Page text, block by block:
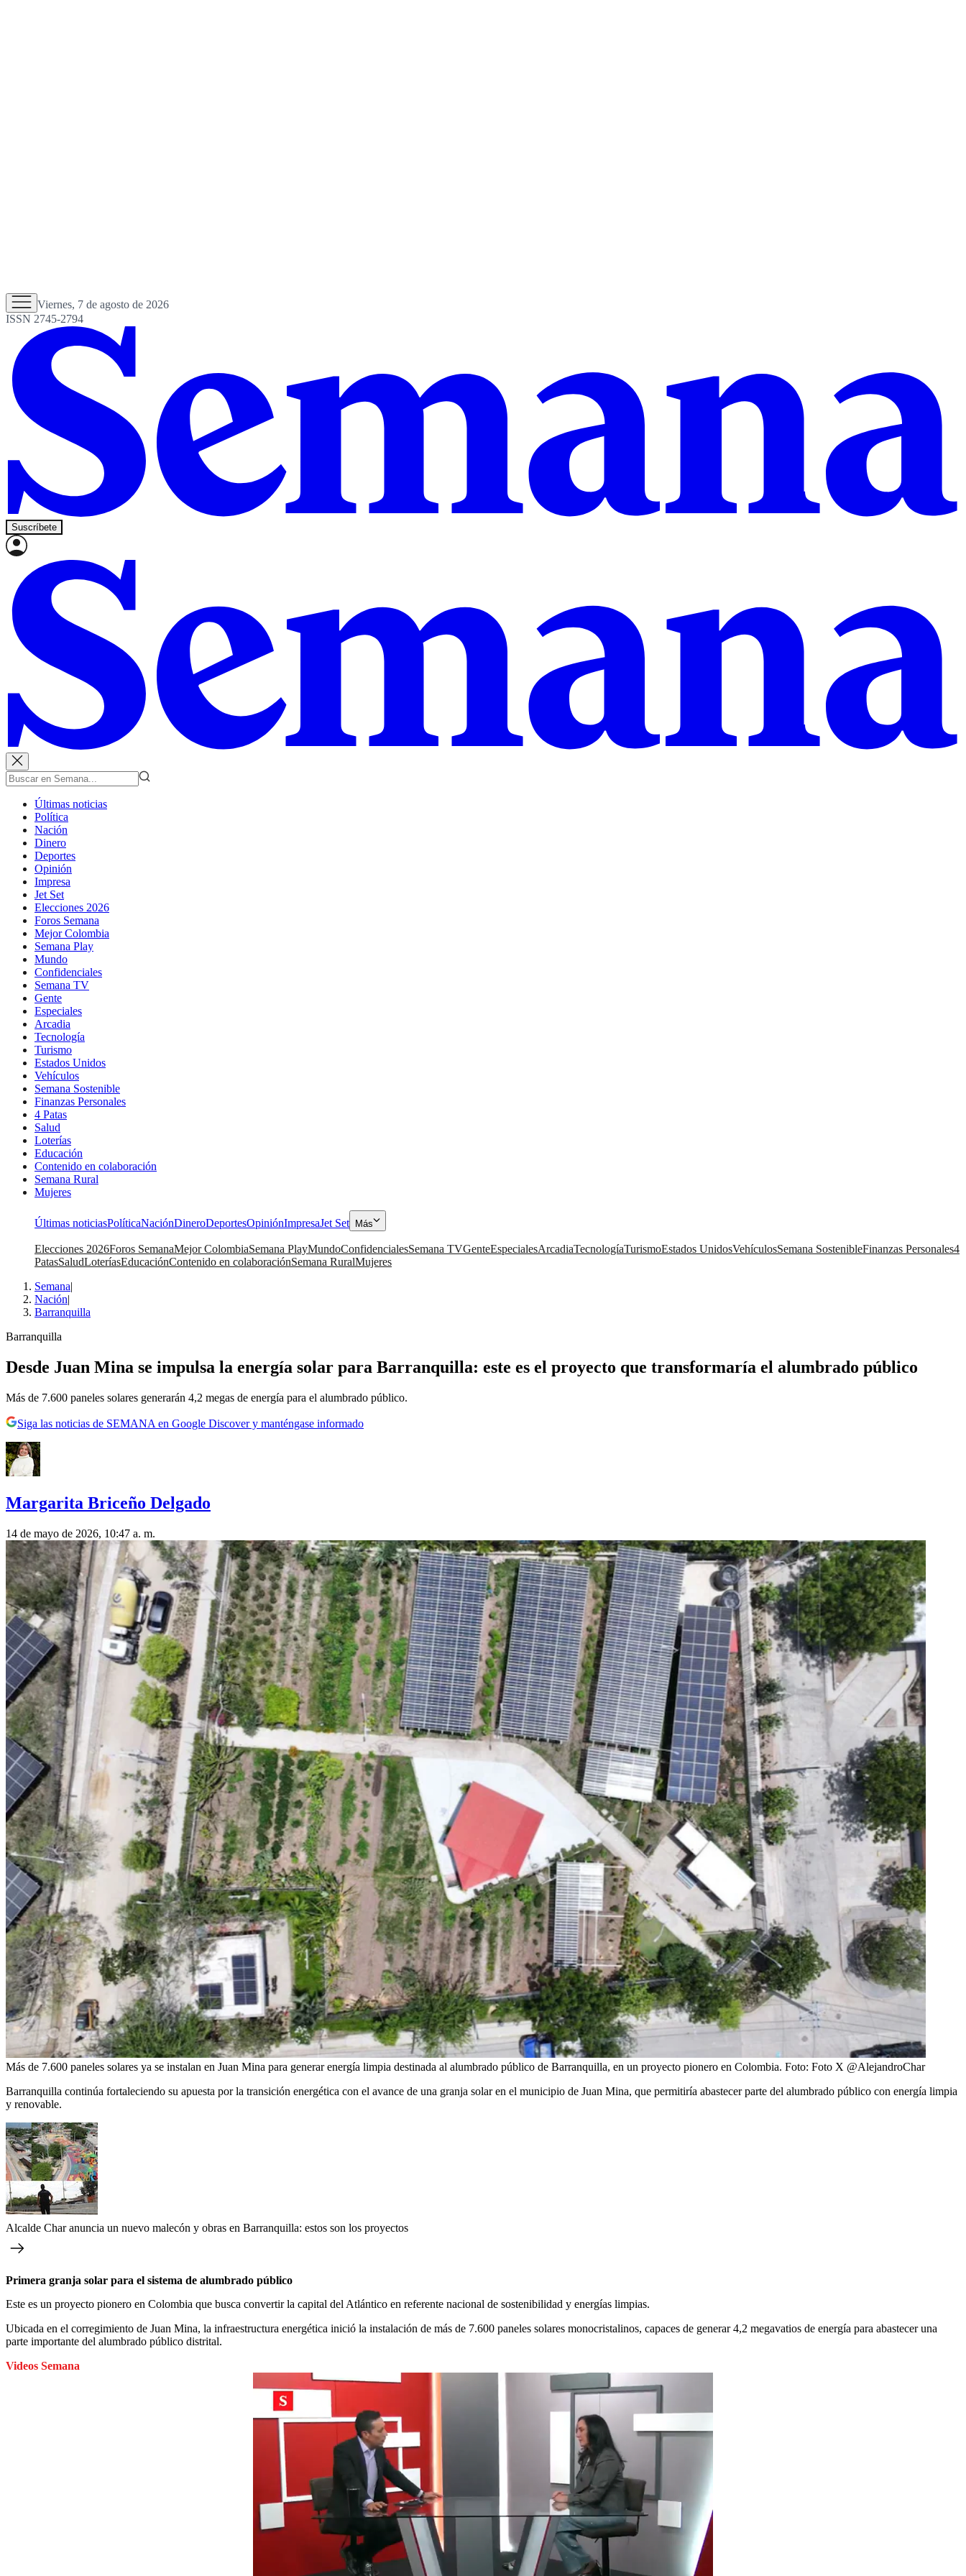
Viernes, 7 de agosto de 2026
ISSN 2745-2794
Suscríbete
Últimas noticias
Política
Nación
Dinero
Deportes
Opinión
Impresa
Jet Set
Elecciones 2026
Foros Semana
Mejor Colombia
Semana Play
Mundo
Confidenciales
Semana TV
Gente
Especiales
Arcadia
Tecnología
Turismo
Estados Unidos
Vehículos
Semana Sostenible
Finanzas Personales
4 Patas
Salud
Loterías
Educación
Contenido en colaboración
Semana Rural
Mujeres
Últimas noticiasPolíticaNaciónDineroDeportesOpiniónImpresaJet Set Más
Elecciones 2026Foros SemanaMejor ColombiaSemana PlayMundoConfidencialesSemana TVGenteEspecialesArcadiaTecnologíaTurismoEstados UnidosVehículosSemana SostenibleFinanzas Personales4
PatasSaludLoteríasEducaciónContenido en colaboraciónSemana RuralMujeres
Semana|
Nación|
Barranquilla
Barranquilla
Desde Juan Mina se impulsa la energía solar para Barranquilla: este es el proyecto que transformaría el alumbrado público
Más de 7.600 paneles solares generarán 4,2 megas de energía para el alumbrado público.
Siga las noticias de SEMANA en Google Discover y manténgase informado
Margarita Briceño Delgado
14 de mayo de 2026, 10:47 a. m.
Más de 7.600 paneles solares ya se instalan en Juan Mina para generar energía limpia destinada al alumbrado público de Barranquilla, en un proyecto pionero en Colombia. Foto: Foto X @AlejandroChar
Barranquilla continúa fortaleciendo su apuesta por la transición energética con el avance de una granja solar en el municipio de Juan Mina, que permitiría abastecer parte del alumbrado público con energía limpia
y renovable.
Alcalde Char anuncia un nuevo malecón y obras en Barranquilla: estos son los proyectos
Primera granja solar para el sistema de alumbrado público
Este es un proyecto pionero en Colombia que busca convertir la capital del Atlántico en referente nacional de sostenibilidad y energías limpias.
Ubicada en el corregimiento de Juan Mina, la infraestructura energética inició la instalación de más de 7.600 paneles solares monocristalinos, capaces de generar 4,2 megavatios de energía para abastecer una
parte importante del alumbrado público distrital.
Videos Semana